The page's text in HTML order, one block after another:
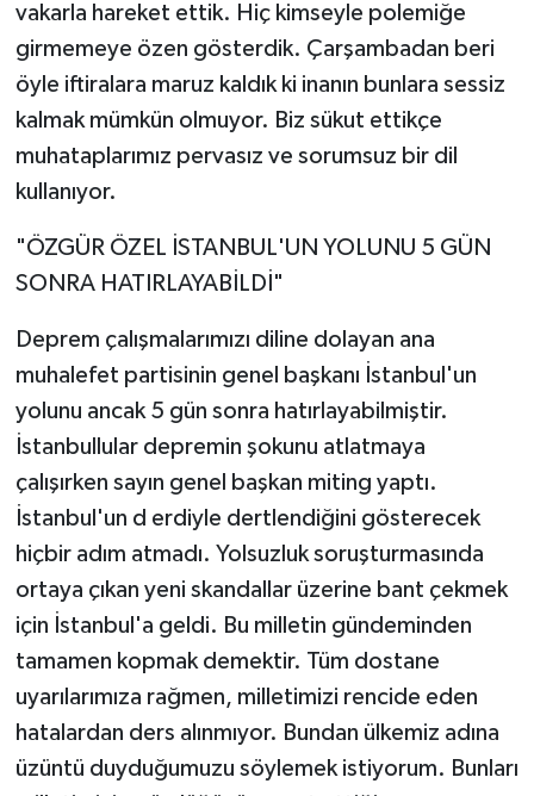
vakarla hareket ettik. Hiç kimseyle polemiğe
girmemeye özen gösterdik. Çarşambadan beri
öyle iftiralara maruz kaldık ki inanın bunlara sessiz
kalmak mümkün olmuyor. Biz sükut ettikçe
muhataplarımız pervasız ve sorumsuz bir dil
kullanıyor.
"ÖZGÜR ÖZEL İSTANBUL'UN YOLUNU 5 GÜN
SONRA HATIRLAYABİLDİ"
Deprem çalışmalarımızı diline dolayan ana
muhalefet partisinin genel başkanı İstanbul'un
yolunu ancak 5 gün sonra hatırlayabilmiştir.
İstanbullular depremin şokunu atlatmaya
çalışırken sayın genel başkan miting yaptı.
İstanbul'un d erdiyle dertlendiğini gösterecek
hiçbir adım atmadı. Yolsuzluk soruşturmasında
ortaya çıkan yeni skandallar üzerine bant çekmek
için İstanbul'a geldi. Bu milletin gündeminden
tamamen kopmak demektir. Tüm dostane
uyarılarımıza rağmen, milletimizi rencide eden
hatalardan ders alınmıyor. Bundan ülkemiz adına
üzüntü duyduğumuzu söylemek istiyorum. Bunları